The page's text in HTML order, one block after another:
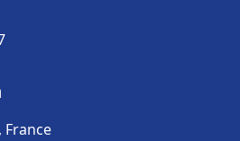
France